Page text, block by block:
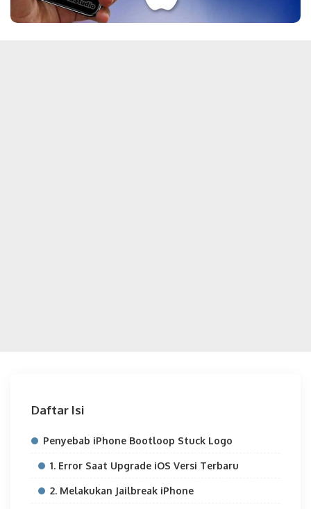
Daftar Isi
Penyebab iPhone Bootloop Stuck Logo
1. Error Saat Upgrade iOS Versi Terbaru
2. Melakukan Jailbreak iPhone